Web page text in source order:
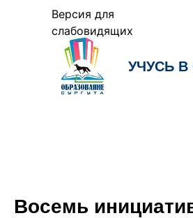
Версия для
слабовидящих
УЧУСЬ В
Восемь